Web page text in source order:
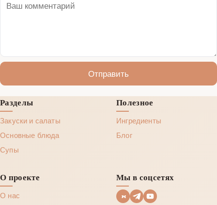
Отправить
Разделы
Закуски и салаты
Основные блюда
Супы
Полезное
Ингредиенты
Блог
О проекте
О нас
Мы в соцсетях